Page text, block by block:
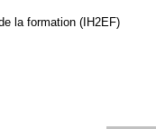
la formation (IH2EF)